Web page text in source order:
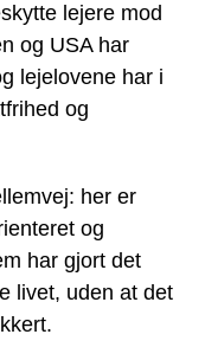
lejere mod
og USA har
lejelovene har i
og
her er
og
har gjort det
livet, uden at det